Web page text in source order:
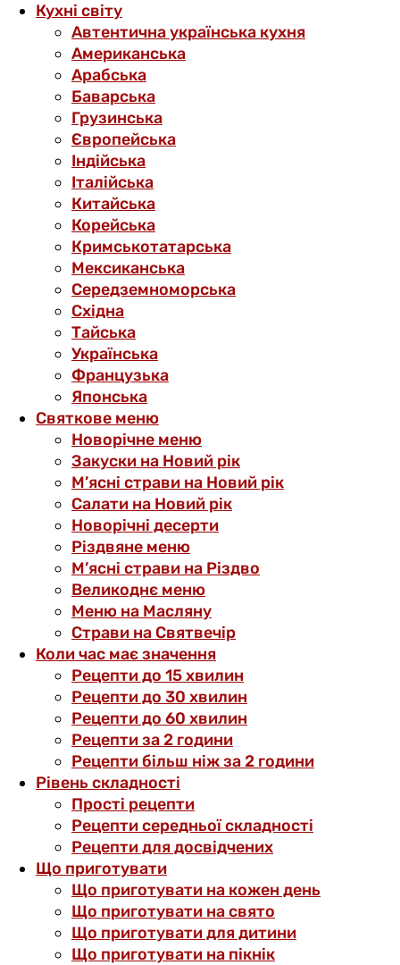
Кухні світу
Автентична українська кухня
Американська
Арабська
Баварська
Грузинська
Європейська
Індійська
Італійська
Китайська
Корейська
Кримськотатарська
Мексиканська
Середземноморська
Східна
Тайська
Українська
Французька
Японська
Святкове меню
Новорічне меню
Закуски на Новий рік
М’ясні страви на Новий рік
Салати на Новий рік
Новорічні десерти
Різдвяне меню
М’ясні страви на Різдво
Великоднє меню
Меню на Масляну
Страви на Святвечір
Коли час має значення
Рецепти до 15 хвилин
Рецепти до 30 хвилин
Рецепти до 60 хвилин
Рецепти за 2 години
Рецепти більш ніж за 2 години
Рівень складності
Прості рецепти
Рецепти середньої складності
Рецепти для досвідчених
Що приготувати
Що приготувати на кожен день
Що приготувати на свято
Що приготувати для дитини
Що приготувати на пікнік